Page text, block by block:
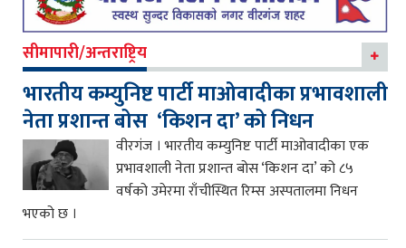
सीमापारी/अन्तराष्ट्रिय
भारतीय कम्युनिष्ट पार्टी माओवादीका प्रभावशाली
नेता प्रशान्त बोस ‘किशन दा’ को निधन
वीरगंज । भारतीय कम्युनिष्ट पार्टी माओवादीका एक
प्रभावशाली नेता प्रशान्त बोस ‘किशन दा’ को ८५
वर्षको उमेरमा राँचीस्थित रिम्स अस्पतालमा निधन
भएको छ ।